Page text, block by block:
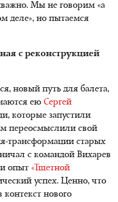
Мы не говорим «а
деле», но пытаемся
с реконструкцией
новый путь для балета,
ею Сергей
которые запустили
переосмыслили свой
трансформации старых
с командой Вихарев
опыт «Тщетной
успех. Ценно, что
нового